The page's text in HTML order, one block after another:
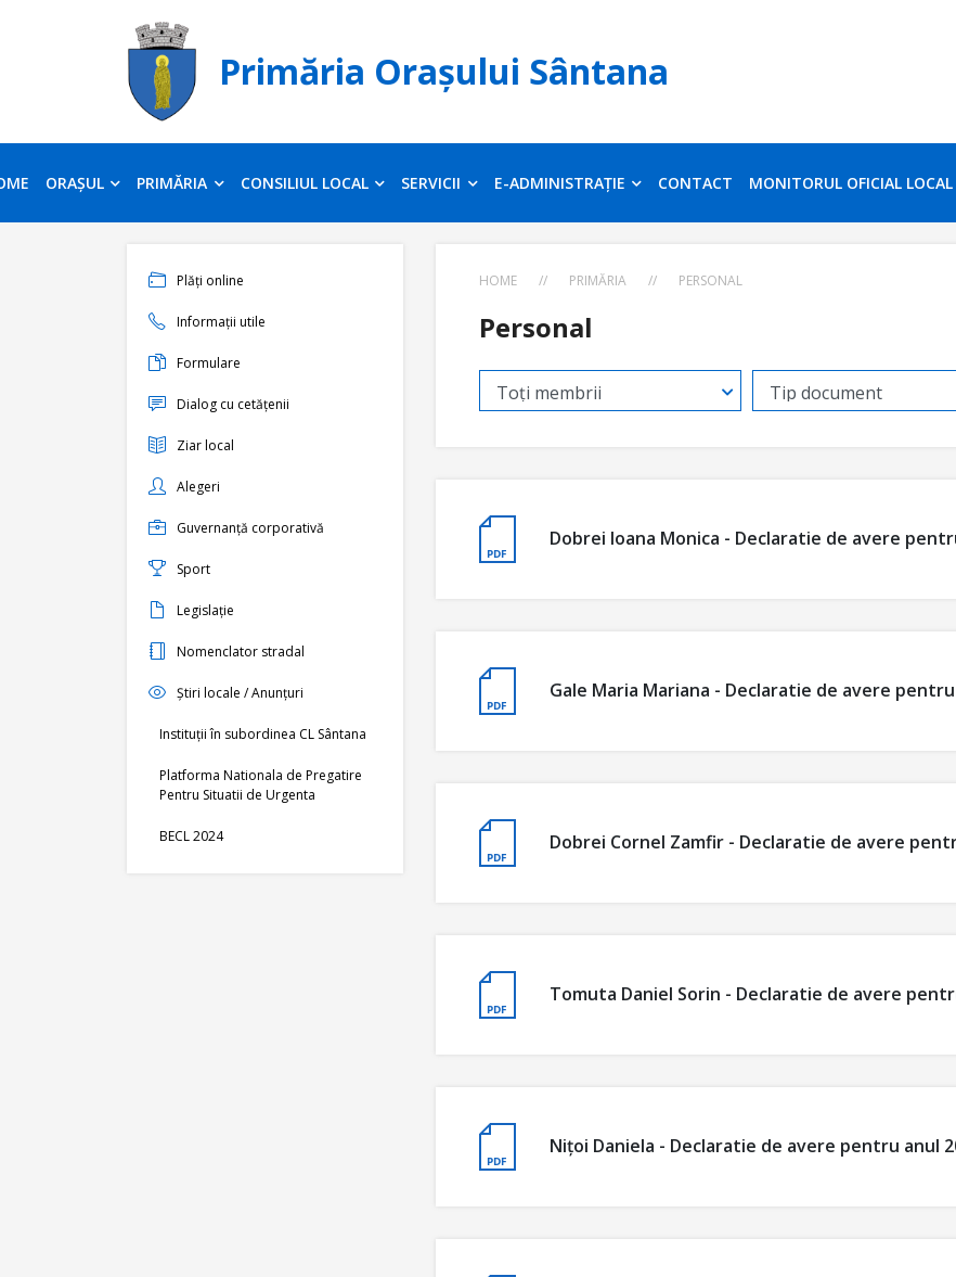
Primăria Orașului Sântana
ORAȘUL PRIMĂRIA CONSILIUL LOCAL SERVICII E-ADMINISTRAȚIE CONTACT MONITORUL OFICIAL LOCAL
Plăți online
Informații utile
Formulare
Dialog cu cetățenii
Ziar local
Alegeri
Guvernanță corporativă
Sport
Legislație
Nomenclator stradal
Știri locale / Anunțuri
Instituții în subordinea CL Sântana
Platforma Nationala de Pregatire
Pentru Situatii de Urgenta
BECL 2024
HOME // PRIMĂRIA // PERSONAL
Personal
Dobrei Ioana Monica - Declaratie de avere
Gale Maria Mariana - Declaratie de avere
Dobrei Cornel Zamfir - Declaratie de avere
Tomuta Daniel Sorin - Declaratie de avere
Nițoi Daniela - Declaratie de avere pentru anul